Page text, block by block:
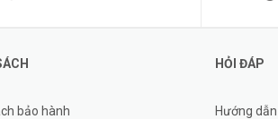
bảo hành
HỎI ĐÁP
Hướng